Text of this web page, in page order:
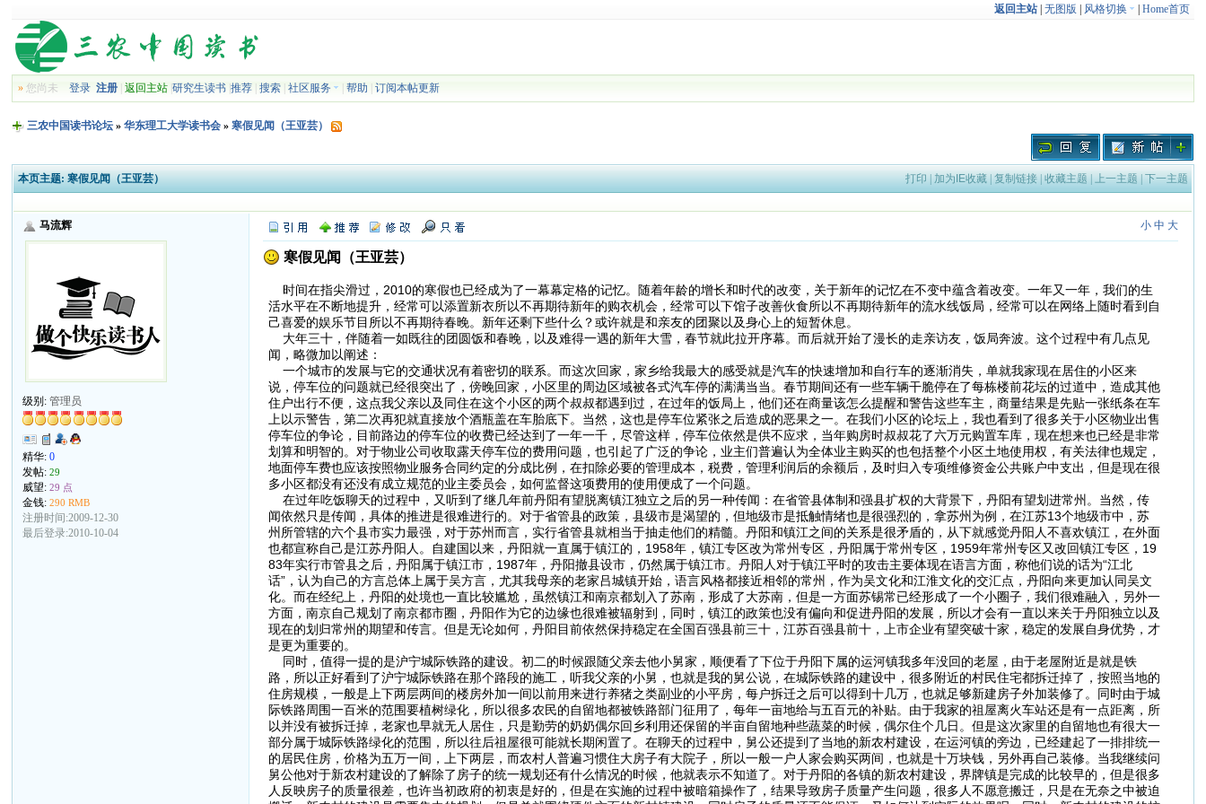
返回主站| 无图版 风格切换 Home首页
» 您尚未登录 注册 |返回主站 |研究生读书 |推荐 |搜索 |社区服务 |帮助 |订阅本帖更新
三农中国读书论坛 »华东理工大学读书会 »寒假见闻（王亚芸）
本页主题: 寒假见闻（王亚芸） 打印 | 加为IE收藏| 复制链接| 收藏主题 | 上一主题 | 下一主题
马流辉
级别:管理员
精华:0
发帖:29
威望:29 点
金钱:290 RMB
注册时间:2009-12-30
最后登录:2010-10-04
小 中 大
寒假见闻（王亚芸）
时间在指尖滑过，2010的寒假也已经成为了一幕幕定格的记忆。随着年龄的增长和时代的改变，关于新年的记忆在不变中蕴含着改变。一年又一年，我们的生
活水平在不断地提升，经常可以添置新衣所以不再期待新年的购衣机会，经常可以下馆子改善伙食所以不再期待新年的流水线饭局，经常可以在网络上随时看到自
己喜爱的娱乐节目所以不再期待春晚。新年还剩下些什么？或许就是和亲友的团聚以及身心上的短暂休息。
大年三十，伴随着一如既往的团圆饭和春晚，以及难得一遇的新年大雪，春节就此拉开序幕。而后就开始了漫长的走亲访友，饭局奔波。这个过程中有几点见
闻，略微加以阐述：
一个城市的发展与它的交通状况有着密切的联系。而这次回家，家乡给我最大的感受就是汽车的快速增加和自行车的逐渐消失，单就我家现在居住的小区来
说，停车位的问题就已经很突出了，傍晚回家，小区里的周边区域被各式汽车停的满满当当。春节期间还有一些车辆干脆停在了每栋楼前花坛的过道中，造成其他
住户出行不便，这点我父亲以及同住在这个小区的两个叔叔都遇到过，在过年的饭局上，他们还在商量该怎么提醒和警告这些车主，商量结果是先贴一张纸条在车
上以示警告，第二次再犯就直接放个酒瓶盖在车胎底下。当然，这也是停车位紧张之后造成的恶果之一。在我们小区的论坛上，我也看到了很多关于小区物业出售
停车位的争论，目前路边的停车位的收费已经达到了一年一千，尽管这样，停车位依然是供不应求，当年购房时叔叔花了六万元购置车库，现在想来也已经是非常
划算和明智的。对于物业公司收取露天停车位的费用问题，也引起了广泛的争论，业主们普遍认为全体业主购买的也包括整个小区土地使用权，有关法律也规定，
地面停车费也应该按照物业服务合同约定的分成比例，在扣除必要的管理成本，税费，管理利润后的余额后，及时归入专项维修资金公共账户中支出，但是现在很
多小区都没有还没有成立规范的业主委员会，如何监督这项费用的使用便成了一个问题。
在过年吃饭聊天的过程中，又听到了继几年前丹阳有望脱离镇江独立之后的另一种传闻：在省管县体制和强县扩权的大背景下，丹阳有望划进常州。当然，传
闻依然只是传闻，具体的推进是很难进行的。对于省管县的政策，县级市是渴望的，但地级市是抵触情绪也是很强烈的，拿苏州为例，在江苏13个地级市中，苏
州所管辖的六个县市实力最强，对于苏州而言，实行省管县就相当于抽走他们的精髓。丹阳和镇江之间的关系是很矛盾的，从下就感觉丹阳人不喜欢镇江，在外面
也都宣称自己是江苏丹阳人。自建国以来，丹阳就一直属于镇江的，1958年，镇江专区改为常州专区，丹阳属于常州专区，1959年常州专区又改回镇江专区，19
83年实行市管县之后，丹阳属于镇江市，1987年，丹阳撤县设市，仍然属于镇江市。丹阳人对于镇江平时的攻击主要体现在语言方面，称他们说的话为“江北
话”，认为自己的方言总体上属于吴方言，尤其我母亲的老家吕城镇开始，语言风格都接近相邻的常州，作为吴文化和江淮文化的交汇点，丹阳向来更加认同吴文
化。而在经纪上，丹阳的处境也一直比较尴尬，虽然镇江和南京都划入了苏南，形成了大苏南，但是一方面苏锡常已经形成了一个小圈子，我们很难融入，另外一
方面，南京自己规划了南京都市圈，丹阳作为它的边缘也很难被辐射到，同时，镇江的政策也没有偏向和促进丹阳的发展，所以才会有一直以来关于丹阳独立以及
现在的划归常州的期望和传言。但是无论如何，丹阳目前依然保持稳定在全国百强县前三十，江苏百强县前十，上市企业有望突破十家，稳定的发展自身优势，才
是更为重要的。
同时，值得一提的是沪宁城际铁路的建设。初二的时候跟随父亲去他小舅家，顺便看了下位于丹阳下属的运河镇我多年没回的老屋，由于老屋附近是就是铁
路，所以正好看到了沪宁城际铁路在那个路段的施工，听我父亲的小舅，也就是我的舅公说，在城际铁路的建设中，很多附近的村民住宅都拆迁掉了，按照当地的
住房规模，一般是上下两层两间的楼房外加一间以前用来进行养猪之类副业的小平房，每户拆迁之后可以得到十几万，也就足够新建房子外加装修了。同时由于城
际铁路周围一百米的范围要植树绿化，所以很多农民的自留地都被铁路部门征用了，每年一亩地给与五百元的补贴。由于我家的祖屋离火车站还是有一点距离，所
以并没有被拆迁掉，老家也早就无人居住，只是勤劳的奶奶偶尔回乡利用还保留的半亩自留地种些蔬菜的时候，偶尔住个几日。但是这次家里的自留地也有很大一
部分属于城际铁路绿化的范围，所以往后祖屋很可能就长期闲置了。在聊天的过程中，舅公还提到了当地的新农村建设，在运河镇的旁边，已经建起了一排排统一
的居民住房，价格为五万一间，上下两层，而农村人普遍习惯住大房子有大院子，所以一般一户人家会购买两间，也就是十万块钱，另外再自己装修。当我继续问
舅公他对于新农村建设的了解除了房子的统一规划还有什么情况的时候，他就表示不知道了。对于丹阳的各镇的新农村建设，界牌镇是完成的比较早的，但是很多
人反映房子的质量很差，也许当初政府的初衷是好的，但是在实施的过程中被暗箱操作了，结果导致房子质量产生问题，很多人不愿意搬迁，只是在无奈之中被迫